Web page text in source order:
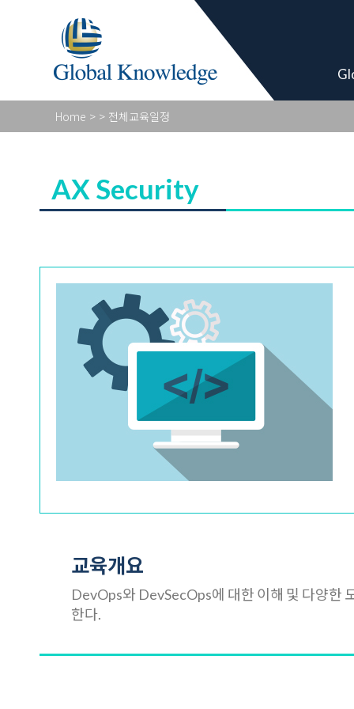
Academy
Home > > 전체교육일정
AX Security
교육개요
DevOps와 DevSecOps에 대한 이해 및 다양한
한다.